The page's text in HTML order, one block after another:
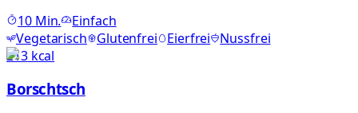
10Min.
Einfach
Vegetarisch
Glutenfrei Eierfrei
Nussfrei
213kcal
Borschtsch